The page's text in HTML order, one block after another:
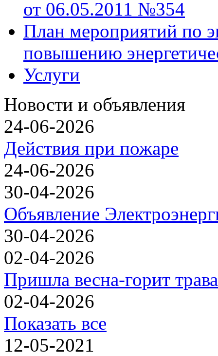
от 06.05.2011 №354
План мероприятий по
повышению
Услуги
Новости и объявления
24-06-2026
Действия при пожаре
24-06-2026
30-04-2026
Объявление
30-04-2026
02-04-2026
Пришла весна-горит трава
02-04-2026
Показать все
12-05-2021